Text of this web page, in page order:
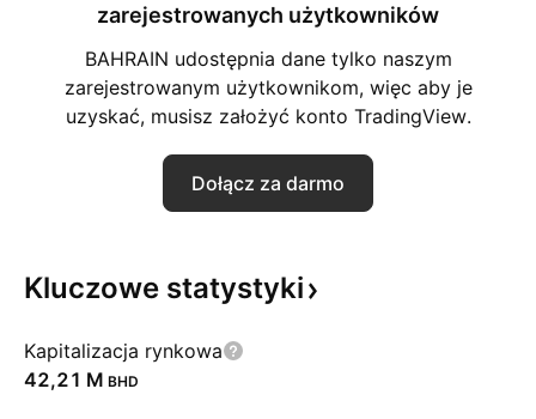
zarejestrowanych użytkowników
BAHRAIN udostępnia dane tylko naszym
zarejestrowanym użytkownikom, więc aby je
uzyskać, musisz założyć konto TradingView.
Dołącz za darmo
Kluczowe statystyki
Kapitalizacja rynkowa
‪42,21 M‬ BHD